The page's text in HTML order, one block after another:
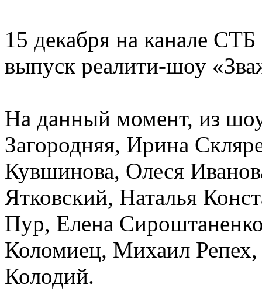
15 декабря на канале
выпуск реалити-шоу
На данный момент, из
Загородняя, Ирина
Кувшинова, Олеся
Ятковский, Наталья
Пур, Елена
Коломиец, Михаил
Колодий.